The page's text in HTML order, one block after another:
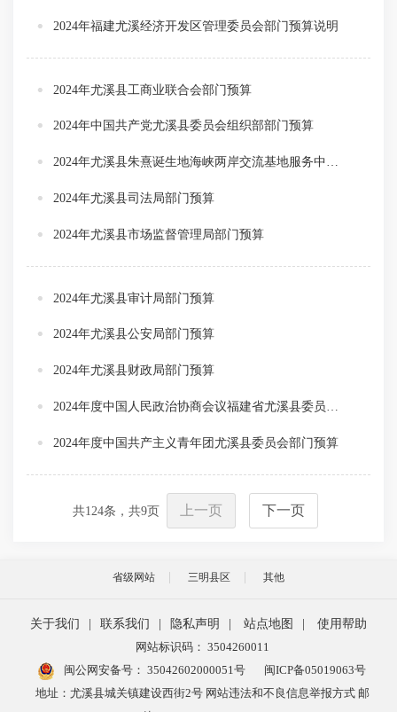
2024年福建尤溪经济开发区管理委员会部门预算说明
2024年尤溪县工商业联合会部门预算
2024年中国共产党尤溪县委员会组织部部门预算
2024年尤溪县朱熹诞生地海峡两岸交流基地服务中心部门预算
2024年尤溪县司法局部门预算
2024年尤溪县市场监督管理局部门预算
2024年尤溪县审计局部门预算
2024年尤溪县公安局部门预算
2024年尤溪县财政局部门预算
2024年度中国共产主义青年团尤溪县委员会部门预算
共124条，共9页 上一页 下一页
省级网站 三明县区 其他
关于我们 | 联系我们 | 隐私声明 | 站点地图 |
使用帮助
网站标识码： 3504260011
闽公网安备号： 35042602000051号
闽ICP备05019063号
地址：尤溪县城关镇建设西街2号 网站违法和不良信息举报方式 邮